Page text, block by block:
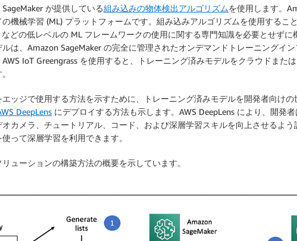
が提供している組み込みの物体検出アルゴリズムを使用します。
機械学習 (ML) プラットフォームです。組み込みアルゴリズムを使用するこ
どの低レベルの ML フレームワークの使用に関する専門知識を必要とせずに
は、Amazon SageMaker の完全に管理されたオンデマンドトレーニングイ
AWS IoT Greengrass を使用すると、トレーニング済みモデルをクラウドまた
ッジで使用する方法を示すために、トレーニング済みモデルを開発者向け
DeepLens にデプロイする方法も示します。AWS DeepLens により、開発
カメラ、チュートリアル、コード、および深層学習スキルを向上させるよ
って深層学習を利用できます。
ューションの構築方法の概要を示しています。